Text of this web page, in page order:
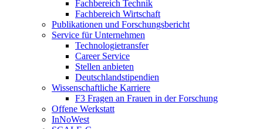
Fachbereich Technik
Fachbereich Wirtschaft
Publikationen und Forschungsbericht
Service für Unternehmen
Technologietransfer
Career Service
Stellen anbieten
Deutschlandstipendien
Wissenschaftliche Karriere
F3 Fragen an Frauen in der Forschung
Offene Werkstatt
InNoWest